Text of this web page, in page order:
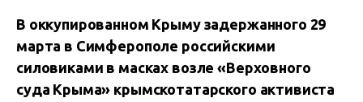
В оккупированном Крыму задержанного 29
марта в Симферополе российскими
силовиками в масках возле «Верховного
суда Крыма» крымскотатарского активиста